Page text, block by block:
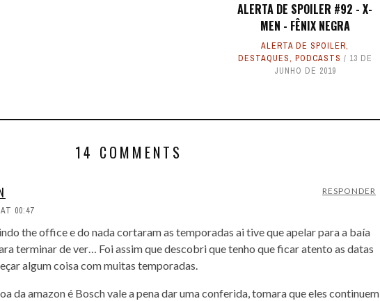
ALERTA DE SPOILER #92 - X-
MEN - FÊNIX NEGRA
ALERTA DE SPOILER,
DESTAQUES, PODCASTS
13 DE
JUNHO DE 2019
14 COMMENTS
00:47
RESPONDER
the office e do nada cortaram as temporadas ai tive que apelar para a baía
terminar de ver… Foi assim que descobri que tenho que ficar atento as datas
algum coisa com muitas temporadas.
da amazon é Bosch vale a pena dar uma conferida, tomara que eles continuem